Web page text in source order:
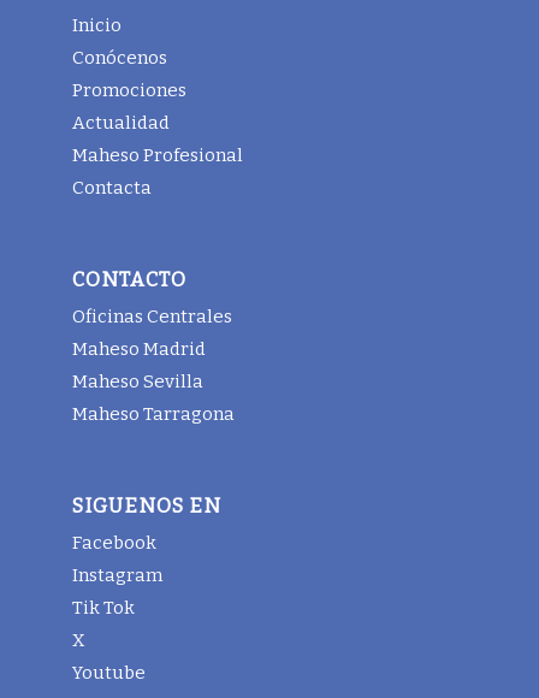
Inicio
Conócenos
Promociones
Actualidad
Maheso Profesional
Contacta
CONTACTO
Oficinas Centrales
Maheso Madrid
Maheso Sevilla
Maheso Tarragona
SIGUENOS EN
Facebook
Instagram
Tik Tok
X
Youtube